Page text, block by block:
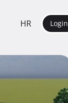
HR Login